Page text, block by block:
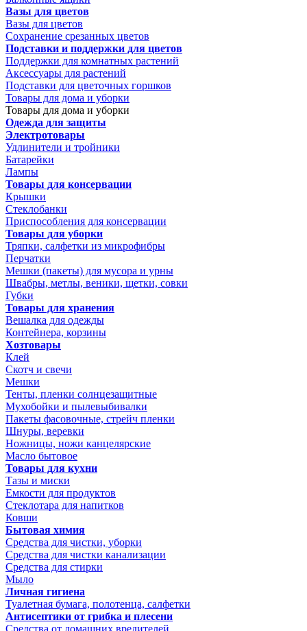
Вазы для цветов
Вазы для цветов
Сохранение срезанных цветов
Подставки и поддержки для цветов
Поддержки для комнатных растений
Аксессуары для растений
Подставки для цветочных горшков
Товары для дома и уборки
Товары для дома и уборки
Одежда для защиты
Электротовары
Удлинители и тройники
Батарейки
Лампы
Товары для консервации
Крышки
Стеклобанки
Приспособления для консервации
Товары для уборки
Тряпки, салфетки из микрофибры
Перчатки
Мешки (пакеты) для мусора и урны
Швабры, метлы, веники, щетки, совки
Губки
Товары для хранения
Вешалка для одежды
Контейнера, корзины
Хозтовары
Клей
Скотч и свечи
Мешки
Тенты, пленки солнцезащитные
Мухобойки и пылевыбивалки
Пакеты фасовочные, стрейч пленки
Шнуры, веревки
Ножницы, ножи канцелярские
Масло бытовое
Товары для кухни
Тазы и миски
Емкости для продуктов
Стеклотара для напитков
Ковши
Бытовая химия
Средства для чистки, уборки
Средства для чистки канализации
Средства для стирки
Мыло
Личная гигиена
Туалетная бумага, полотенца, салфетки
Антисептики от грибка и плесени
Средства от домашних вредителей